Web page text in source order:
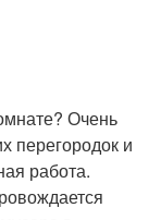
Очень
перегородок и
работа.